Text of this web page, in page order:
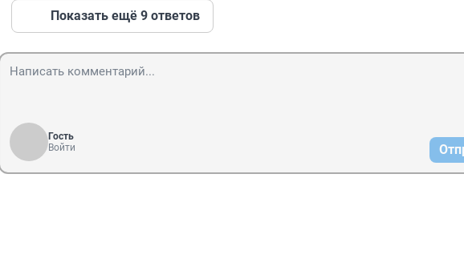
Показать ещё 9 ответов
Гость
Войти